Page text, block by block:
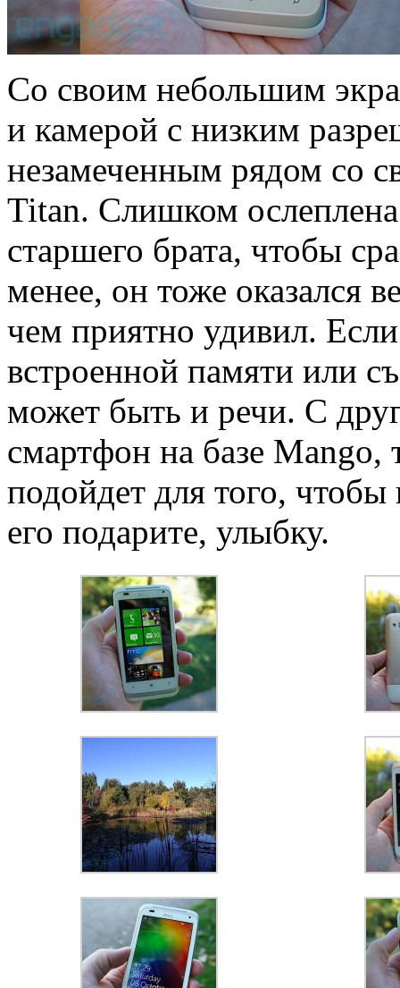
Со своим небольшим
и камерой с низким
незамеченным рядом со
Titan. Слишком
старшего брата, чтобы
менее, он тоже оказался
чем приятно удивил.
встроенной памяти или
может быть и речи. С
смартфон на базе Mango,
подойдет для того,
его подарите, улыбку.